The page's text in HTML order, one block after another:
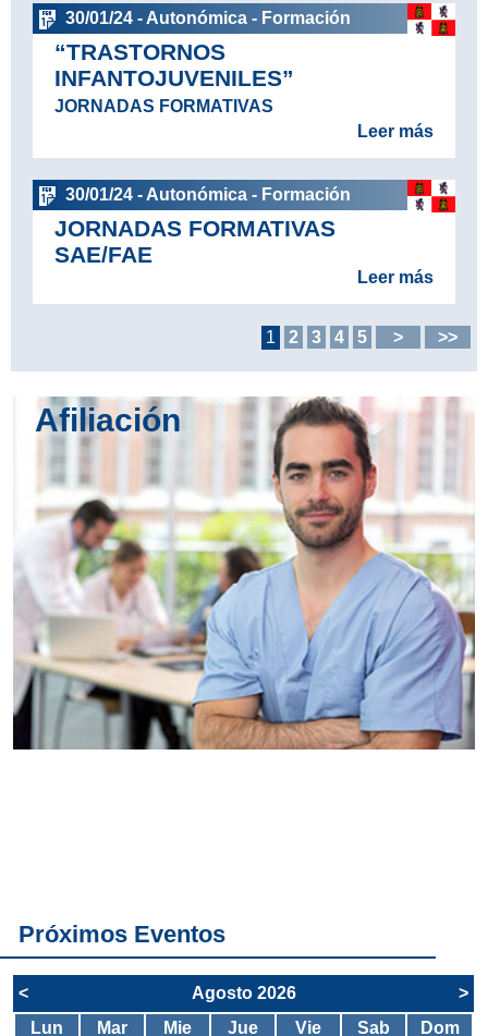
30/01/24 - Autonómica - Formación
“TRASTORNOS
INFANTOJUVENILES”
JORNADAS FORMATIVAS
Leer más
30/01/24 - Autonómica - Formación
JORNADAS FORMATIVAS
SAE/FAE
Leer más
1 2 3 4 5 > >>
Afiliación
Próximos Eventos
< Agosto 2026
>
Lun
Mar Mie Jue Vie Sab Dom